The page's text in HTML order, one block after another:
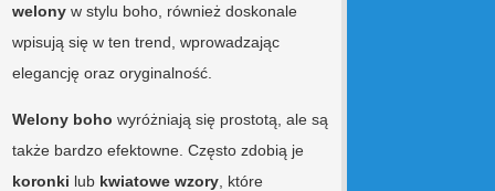
welony w stylu boho, również doskonale
wpisują się w ten trend, wprowadzając
elegancję oraz oryginalność.
Welony boho wyróżniają się prostotą, ale są
także bardzo efektowne. Często zdobią je
koronki lub kwiatowe wzory , które